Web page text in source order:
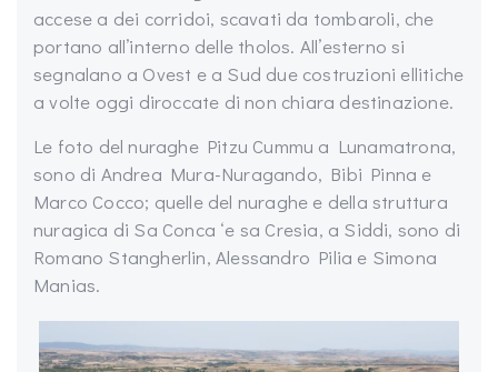
accese a dei corridoi, scavati da tombaroli, che
portano all’interno delle tholos. All’esterno si
segnalano a Ovest e a Sud due costruzioni ellitiche
a volte oggi diroccate di non chiara destinazione.
Le foto del nuraghe Pitzu Cummu a Lunamatrona,
sono di Andrea Mura-Nuragando, Bibi Pinna e
Marco Cocco; quelle del nuraghe e della struttura
nuragica di Sa Conca ‘e sa Cresia, a Siddi, sono di
Romano Stangherlin, Alessandro Pilia e Simona
Manias.